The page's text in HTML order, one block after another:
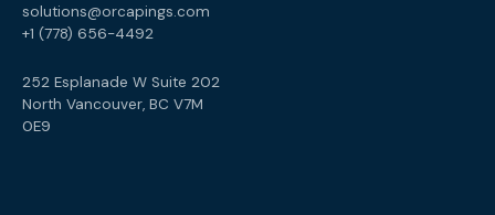
solutions@orcapings.com
+1 (778) 656-4492
252 Esplanade W Suite 202
North Vancouver, BC V7M
0E9